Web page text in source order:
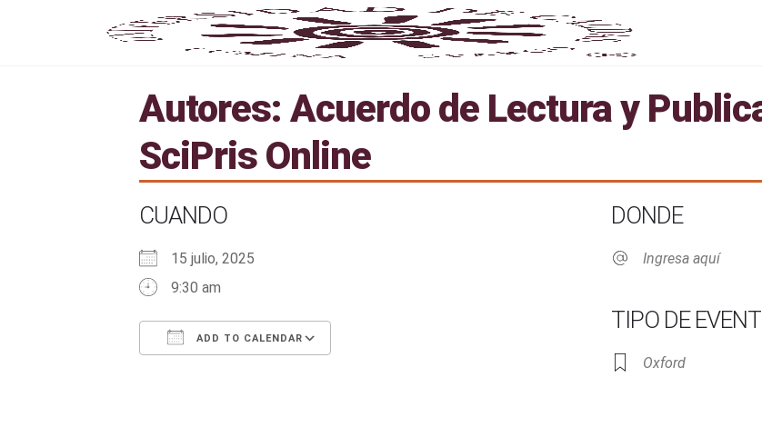
Autores: Acuerdo de Lectura y
SciPris Online
CUANDO
15 julio, 2025
9:30 am
ADD TO CALENDAR
DONDE
Ingresa aquí
TIPO DE
Oxford